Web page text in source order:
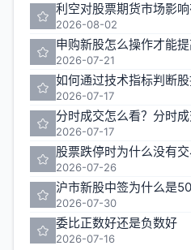
利空对股票期货市场影
2026-08-02
申购新股怎么操作才能
2026-07-21
如何通过技术指标判断
2026-07-17
分时成交怎么看？分时
2026-07-17
股票跌停时为什么没有交
2026-07-26
沪市新股中签为什么是
2026-07-30
委比正数好还是负数好
2026-07-16